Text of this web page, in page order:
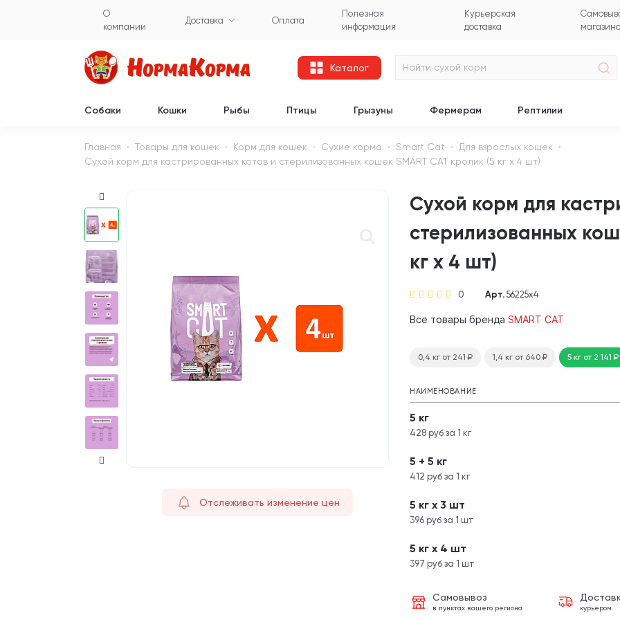
О
компании
Доставка Оплата
Полезная
информация
Курьерская
доставка
Каталог
Собаки Кошки Рыбы Птицы Грызуны Фермерам Рептилии
Главная Товары для кошек Корм для кошек Сухие корма Smart Cat
Для взрослых кошек
Сухой корм для кастрированных котов и стерилизованных кошек SMART CAT кролик (5 кг х 4 шт)
Отслеживать изменение цен
Сухой корм для
стерилизованных
кг х 4 шт)
0 Арт. 56225х4
Все товары бренда SMART CAT
0,4 кг от 241 ₽ 1,4 кг от 640 ₽ 5 кг от 2 141₽
НАИМЕНОВАНИЕ
5 кг
428 руб за 1 кг
5 + 5 кг
412 руб за 1 кг
5 кг х 3 шт
396 руб за 1 шт
5 кг х 4 шт
397 руб за 1 шт
Самовывоз
в пунктах вашего региона курьером